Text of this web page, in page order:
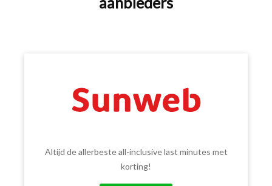
Altijd de allerbeste all-inclusive last minutes met
korting!